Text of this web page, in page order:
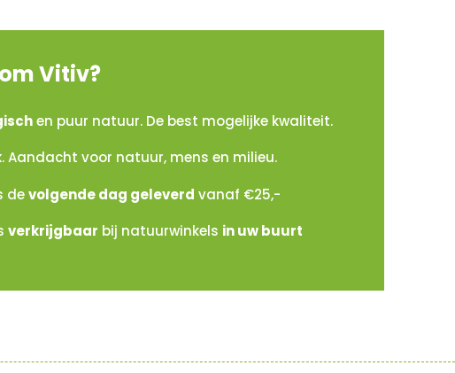
Vitiv?
en puur natuur. De best mogelijke kwaliteit.
. Aandacht voor natuur, mens en milieu.
devolgende dag geleverd vanaf €25,-
verkrijgbaar bij natuurwinkels in uw buurt